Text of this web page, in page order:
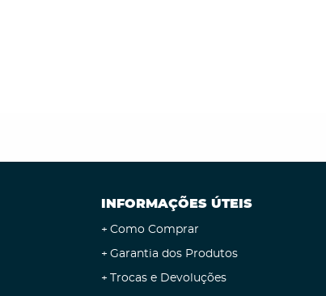
INFORMAÇÕES ÚTEIS
Como Comprar
Garantia dos Produtos
Trocas e Devoluções